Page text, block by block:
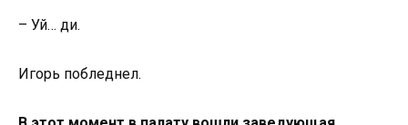
– Уй… ди.
Игорь побледнел.